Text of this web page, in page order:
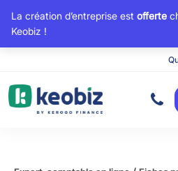
La création d’entreprise est offerte
Keobiz !
c
c
u